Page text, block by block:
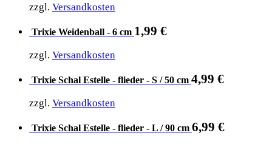
zzgl. Versandkosten
Trixie Weidenball - 6 cm 1,99 €
zzgl. Versandkosten
Trixie Schal Estelle - flieder - S / 50 cm 4,99 €
zzgl. Versandkosten
Trixie Schal Estelle - flieder - L / 90 cm 6,99 €